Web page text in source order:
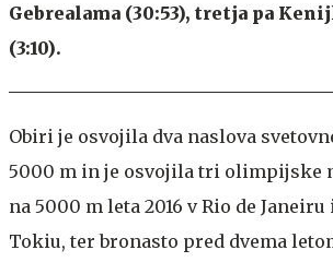
Gebrealama (30:53), tretja pa
(3:10).
Obiri je osvojila dva naslova
5000 m in je osvojila tri olimpijske
na 5000 m leta 2016 v Rio de Janeiru
Tokiu, ter bronasto pred dvema